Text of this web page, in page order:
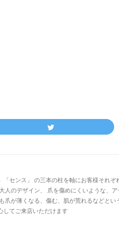
「センス」 の三本の柱を軸にお客様それ
人のデザイン、 爪を傷めにくいような、
爪が薄くなる、傷む、肌が荒れるなどとい
してご来店いただけます